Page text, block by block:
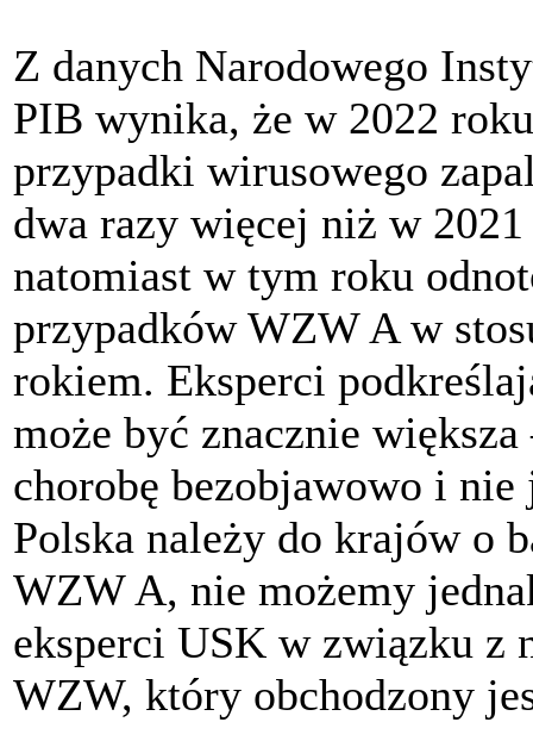
Z danych Narodowego
PIB wynika, że w 2022
przypadki wirusowego
dwa razy więcej niż w
natomiast w tym roku
przypadków WZW A w
rokiem. Eksperci
może być znacznie
chorobę bezobjawowo i
Polska należy do krajów o
WZW A, nie możemy
eksperci USK w związku z
WZW, który obchodzony